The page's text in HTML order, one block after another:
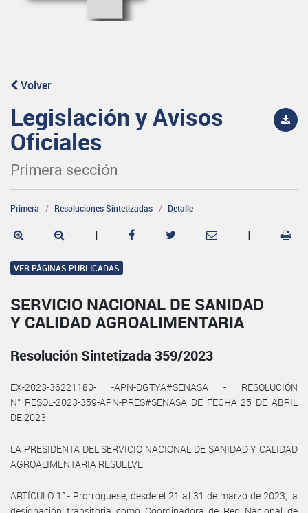
Volver
Legislación y Avisos
Oficiales
Primera sección
Primera Resoluciones Sintetizadas Detalle
| |
VER PÁGINAS PUBLICADAS
SERVICIO NACIONAL DE SANIDAD
Y CALIDAD AGROALIMENTARIA
Resolución Sintetizada 359/2023
EX-2023-36221180- -APN-DGTYA#SENASA - RESOLUCIÓN
N° RESOL-2023-359-APN-PRES#SENASA DE FECHA 25 DE ABRIL
DE 2023
LA PRESIDENTA DEL SERVICIO NACIONAL DE SANIDAD Y CALIDAD
AGROALIMENTARIA RESUELVE:
ARTÍCULO 1°.- Prorróguese, desde el 21 al 31 de marzo de 2023, la
designación transitoria como Coordinadora de Red Nacional de